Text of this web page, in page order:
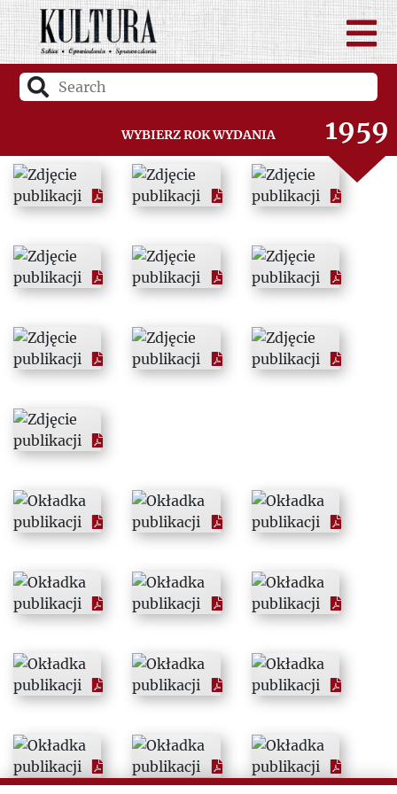
Wybierz rok wydania
1957
1958
1959
1960
1962
1963
1964
1967
1968
1969
1970
1971
1972